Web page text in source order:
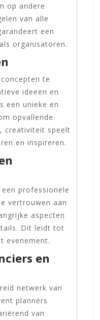
op andere
van alle
een
organisatoren.
te
ideeën en
een unieke en
opvallende
creativiteit speelt
en inspireren.
professionele
vertrouwen aan
aspecten
Dit leidt tot
evenement.
en
netwerk van
planners
van